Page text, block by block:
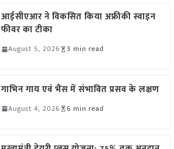
आईसीएआर ने विकसित किया अफ्रीकी स्वाइन
फीवर का टीका
August 5, 2026 3 min read
गाभिन गाय एवं भैंस में संभावित प्रसव के लक्षण
August 4, 2026 6 min read